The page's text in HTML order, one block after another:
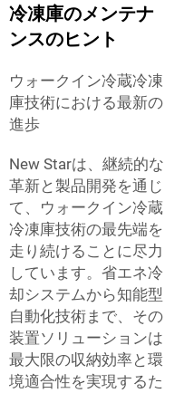
冷凍庫のメンテナ
ンスのヒント
ウォークイン冷蔵冷凍
庫技術における最新の
進歩
New Starは、継続的な
革新と製品開発を通じ
て、ウォークイン冷蔵
冷凍庫技術の最先端を
走り続けることに尽力
しています。省エネ冷
却システムから知能型
自動化技術まで、その
装置ソリューションは
最大限の収納効率と環
境適合性を実現するた